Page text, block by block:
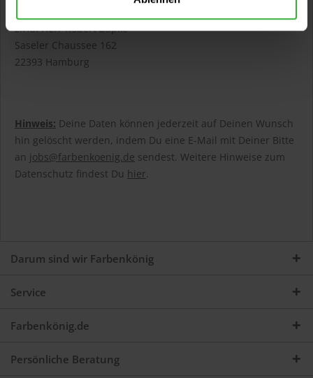
z.Hd. Herr Robert Zupke
Saseler Chaussee 162
22393 Hamburg
Hinweis: Deine Daten können jederzeit auf Deinen Wunsch
hin gelöscht werden, indem Du eine E-Mail mit Deiner Bitte
an jobs@farbenkoenig.de sendest. Weitere Hinweise zum
Datenschutz findest Du hier
Darum sind wir Farbenkönig
Service
Farbenkönig.de
Persönliche Beratung